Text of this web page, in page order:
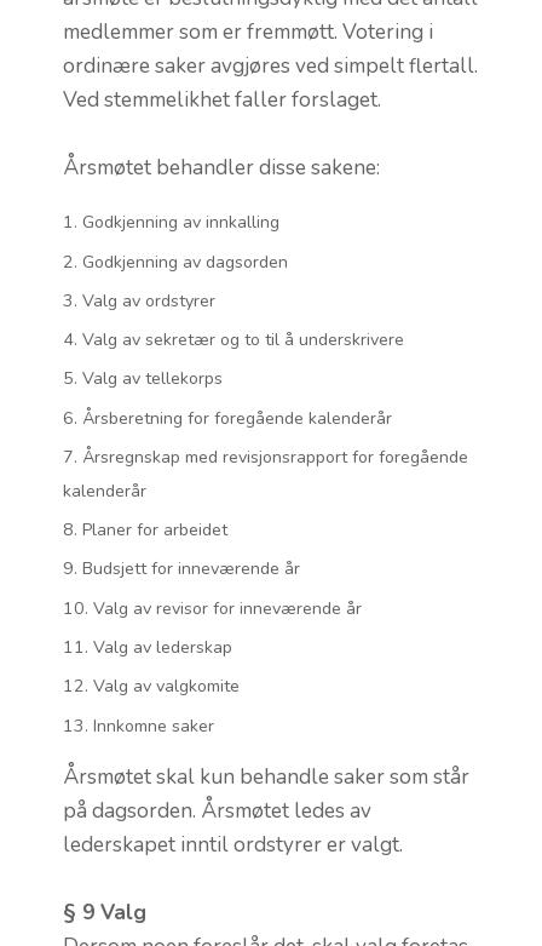
medlemmer som er fremmøtt. Votering i
ordinære saker avgjøres ved simpelt flertall.
Ved stemmelikhet faller forslaget.
Årsmøtet behandler disse sakene:
Godkjenning av innkalling
Godkjenning av dagsorden
Valg av ordstyrer
Valg av sekretær og to til å underskrivere
Valg av tellekorps
Årsberetning for foregående kalenderår
Årsregnskap med revisjonsrapport for foregående
kalenderår
Planer for arbeidet
Budsjett for inneværende år
Valg av revisor for inneværende år
Valg av lederskap
Valg av valgkomite
Innkomne saker
Årsmøtet skal kun behandle saker som står
på dagsorden. Årsmøtet ledes av
lederskapet inntil ordstyrer er valgt.
§ 9 Valg